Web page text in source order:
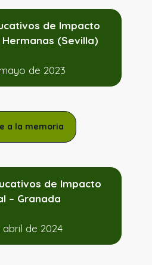
de Impacto
Hermanas (Sevilla)
de 2023
a la memoria
de Impacto
– Granada
abril de 2024